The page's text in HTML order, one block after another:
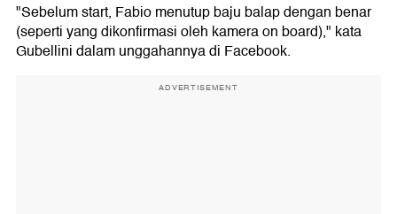
"Sebelum start, Fabio menutup baju balap dengan benar
(seperti yang dikonfirmasi oleh kamera on board)," kata
Gubellini dalam unggahannya di Facebook.
ADVERTISEMENT